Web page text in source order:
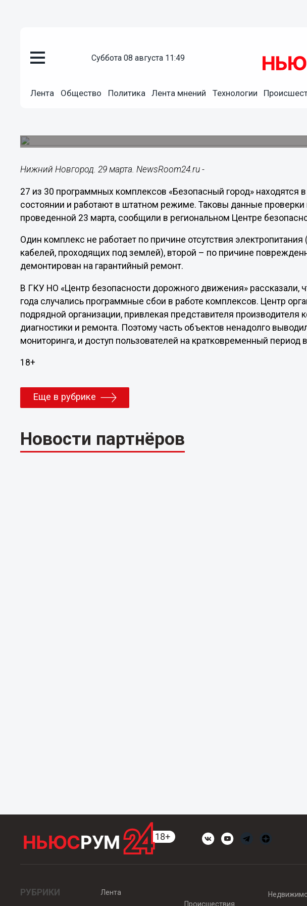
суббота 08 августа 11:49
Лента Общество Политика Лента мнений Технологии
Стала понятна причина сбоя работы
Нижний Новгород. 29 марта. NewsRoom24.ru -
27 из 30 программных комплексов «Безопасный город» находятся
состоянии и работают в штатном режиме. Таковы данные проверки
проведенной 23 марта, сообщили в региональном Центре
Один комплекс не работает по причине отсутствия электропитания
кабелей, проходящих под землей), второй – по причине
демонтирован на гарантийный ремонт.
В ГКУ НО «Центр безопасности дорожного движения» рассказали,
года случались программные сбои в работе комплексов. Центр
подрядной организации, привлекая представителя производителя
диагностики и ремонта. Поэтому часть объектов ненадолго
мониторинга, и доступ пользователей на кратковременный период
18+
Еще в рубрике
Новости партнёров
РУБРИКИ
Лента
Происшествия